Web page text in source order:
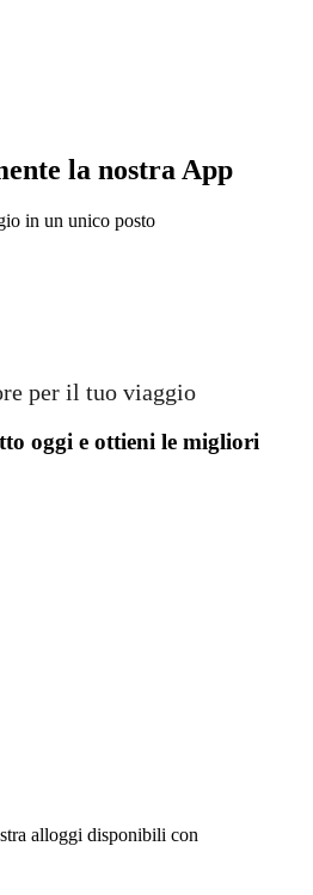
la nostra App
in un unico posto
per il tuo viaggio
oggi e ottieni le migliori
alloggi disponibili con